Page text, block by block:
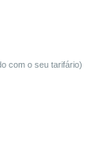
com o seu tarifário)